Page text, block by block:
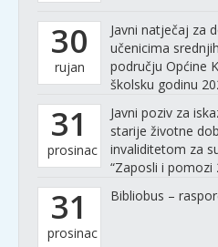
30
rujan
Javni natječaj za
učenicima
području Općine
školsku godinu
31
prosinac
Javni poziv za
starije životne
invaliditetom za
“Zaposli i pomozi
31
prosinac
Bibliobus –